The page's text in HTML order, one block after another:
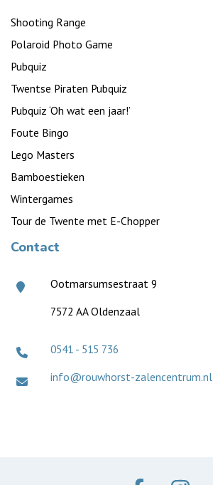
Shooting Range
Polaroid Photo Game
Pubquiz
Twentse Piraten Pubquiz
Pubquiz ‘Oh wat een jaar!’
Foute Bingo
Lego Masters
Bamboestieken
Wintergames
Tour de Twente met E-Chopper
Contact
Ootmarsumsestraat 9
7572 AA Oldenzaal
0541 - 515 736
info@rouwhorst-zalencentrum.nl